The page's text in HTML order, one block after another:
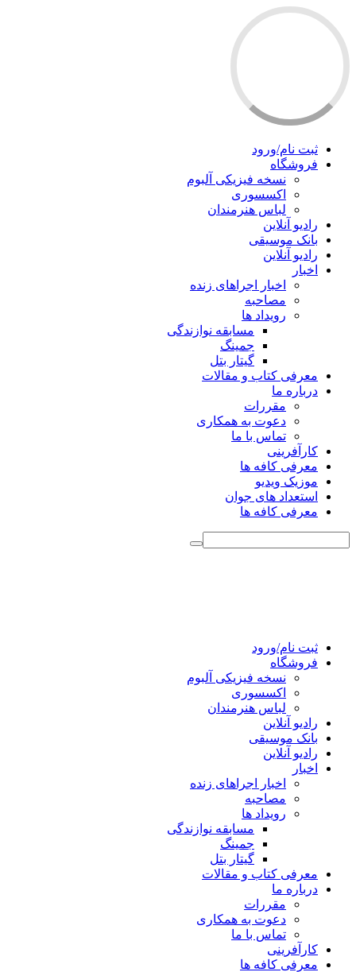
ثبت نام/ورود
فروشگاه
نسخه فیزیکی آلبوم
اکسسوری
لباس هنرمندان
رادیو آنلاین
بانک موسیقی
رادیو آنلاین
اخبار
اخبار اجراهای زنده
مصاحبه
رویداد ها
مسابقه نوازندگی
جمینگ
گیتار بتل
معرفی کتاب و مقالات
درباره ما
مقررات
دعوت به همکاری
تماس با ما
کارآفرینی
معرفی کافه ها
موزیک ویدیو
استعداد های جوان
معرفی کافه ها
ثبت نام/ورود
فروشگاه
نسخه فیزیکی آلبوم
اکسسوری
لباس هنرمندان
رادیو آنلاین
بانک موسیقی
رادیو آنلاین
اخبار
اخبار اجراهای زنده
مصاحبه
رویداد ها
مسابقه نوازندگی
جمینگ
گیتار بتل
معرفی کتاب و مقالات
درباره ما
مقررات
دعوت به همکاری
تماس با ما
کارآفرینی
معرفی کافه ها